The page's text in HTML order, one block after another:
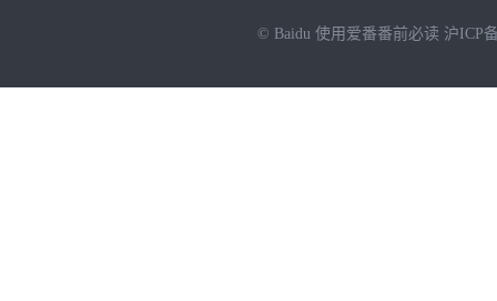
© Baidu 使用爱番番前必读 沪ICP